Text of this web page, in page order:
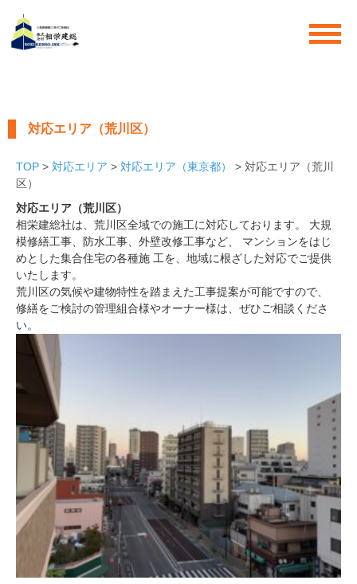
対応エリア（荒川区）
TOP > 対応エリア > 対応エリア（東京都）
> 対応エリア（荒川
区）
対応エリア（荒川区）
相栄建総社は、荒川区全域での施工に対応しております。 大規
模修繕工事、防水工事、外壁改修工事など、 マンションをはじ
めとした集合住宅の各種施 工を、地域に根ざした対応でご提供
いたします。
荒川区の気候や建物特性を踏まえた工事提案が可能ですので、
修繕をご検討の管理組合様やオーナー様は、ぜひご相談くださ
い。